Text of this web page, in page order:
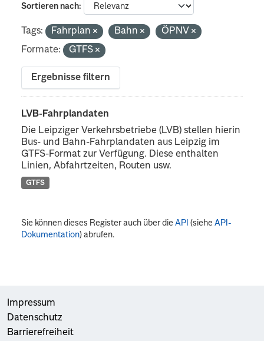
Sortieren nach
Tags: Fahrplan Bahn
ÖPNV
Formate:
GTFS
Ergebnisse filtern
LVB-Fahrplandaten
Die Leipziger Verkehrsbetriebe (LVB) stellen hierin
Bus- und Bahn-Fahrplandaten aus Leipzig im
GTFS-Format zur Verfügung. Diese enthalten
Linien, Abfahrtzeiten, Routen usw.
GTFS
Sie können dieses Register auch über dieAPI (sieheAPI-
Dokumentation) abrufen.
Impressum
Datenschutz
Barrierefreiheit